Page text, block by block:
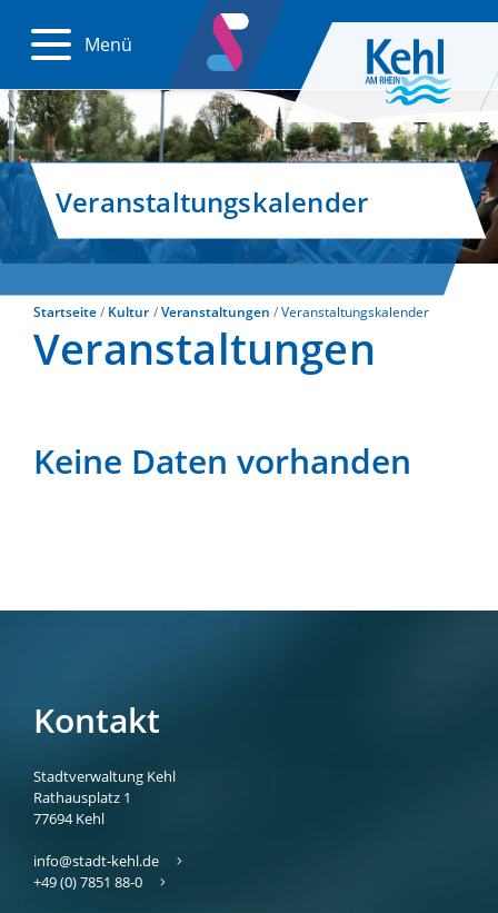
Menü
Veranstaltungskalender
Startseite Kultur Veranstaltungen Veranstaltungskalender
Veranstaltungen
Keine Daten vorhanden
Kontakt
Stadtverwaltung Kehl
Rathausplatz 1
77694 Kehl
info@stadt-kehl.de
+49 (0) 7851 88-0